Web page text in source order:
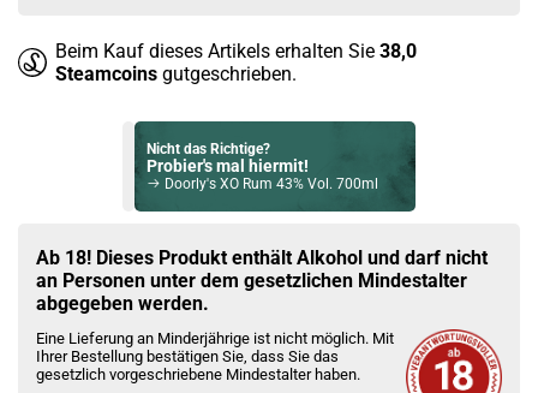
Beim Kauf dieses Artikels erhalten Sie 38,0
Steamcoins gutgeschrieben.
Nicht das Richtige?
Probier's mal hiermit!
Doorly's XO Rum 43% Vol. 700ml
Check das mal!
Four Roses Bourbon Whiskey 40% Vol. 1000ml
Du willst Kröten sparen?
Schau mal hier!
Ijoy Luna 1,4ml 350mAh Pod System Kit Ocean Blue
Ab 18! Dieses Produkt enthält Alkohol und darf nicht
an Personen unter dem gesetzlichen Mindestalter
abgegeben werden.
Eine Lieferung an Minderjährige ist nicht möglich. Mit
Ihrer Bestellung bestätigen Sie, dass Sie das
gesetzlich vorgeschriebene Mindestalter haben.